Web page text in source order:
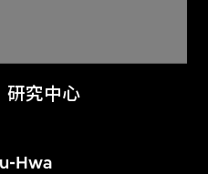
研究中心
Hwa
二十一世紀視覺